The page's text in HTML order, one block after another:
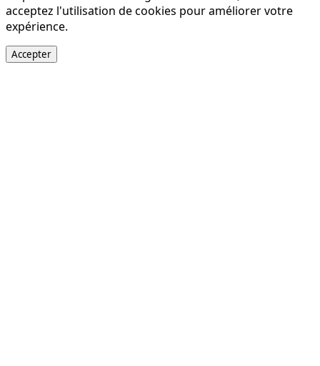
acceptez l'utilisation de cookies pour améliorer votre
expérience.
Accepter